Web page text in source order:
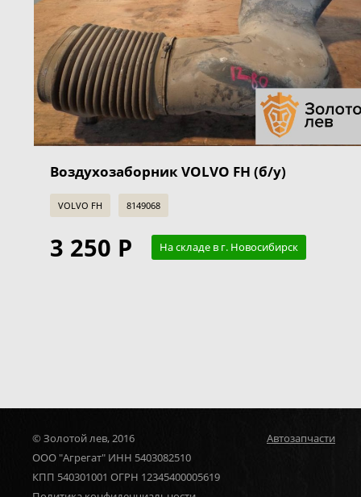
Воздухозаборник VOLVO FH (б/у)
VOLVO FH 8149068
3 250 Р На складе в г. Новосибирск
© Золотой лев, 2016
ООО "Агрегат" ИНН 5403082510
КПП 540301001 ОГРН 12345400005619
Автозапчасти